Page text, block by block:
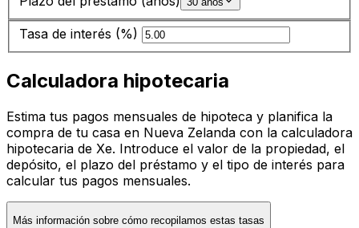
Tasa de interés (%)
Calculadora hipotecaria
Estima tus pagos mensuales de hipoteca y planifica la
compra de tu casa en Nueva Zelanda con la calculadora
hipotecaria de Xe. Introduce el valor de la propiedad, el
depósito, el plazo del préstamo y el tipo de interés para
calcular tus pagos mensuales.
Más información sobre cómo recopilamos estas tasas